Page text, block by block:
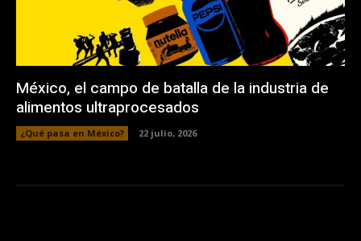
México, el campo de batalla de la industria de
alimentos ultraprocesados
¿Qué pasa en México? 22 julio, 2026